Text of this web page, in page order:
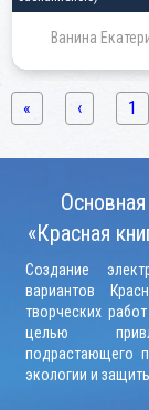
Ванина
« ‹ 1
«Красная
Создание
вариантов
творческих
целью
подрастающего
экологии и